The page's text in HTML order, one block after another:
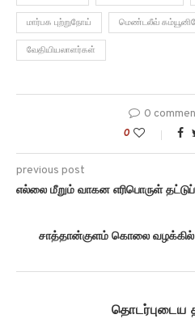
மார்பக புற்றுநோய் மெண்டலீவ்
வேதியியலாளர்கள்
0
0
previous post
எல்லை மீறும் வாகன எரிபொருள்
சாத்தான்குளம் கொலை வழக்கில்